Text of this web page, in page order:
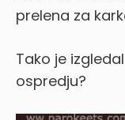
prelena za
Tako je
ospredju?